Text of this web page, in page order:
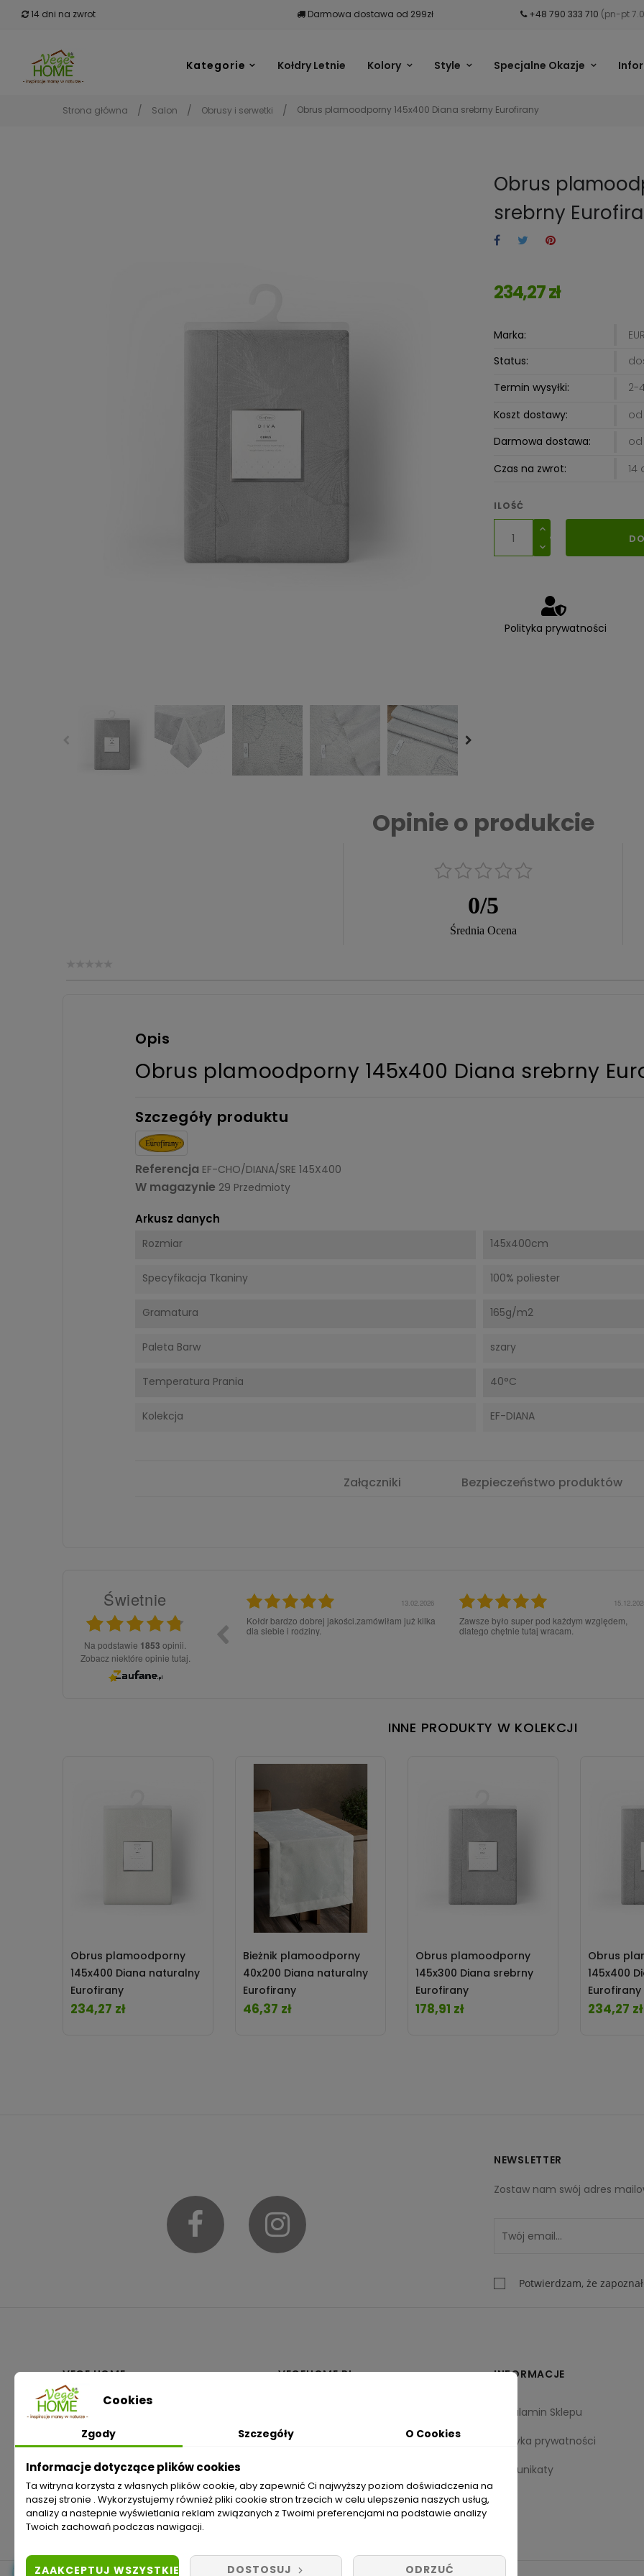
14 dni na zwrot Darmowa dostawa od 299zł +48 790 333 710 (pn-pt
Kategorie Kołdry Letnie Kolory Style Specjalne Okazje
Strona główna Salon Obrusy i serwetki Obrus plamoodporny 145x400 Diana srebrny Eurofirany
Obrus
srebrny
234,27 zł
Marka:
Status:
Termin wysyłki:
2-
Koszt dostawy:
od
Darmowa dostawa:
od
Czas na zwrot:
14
ILOŚĆ
Polityka prywatności
Opinie o produkcie
0/5
Średnia Ocena
Opis
Obrus plamoodporny 145x400 Diana srebrny
Szczegóły produktu
Referencja EF-CHO/DIANA/SRE 145X400
W magazynie 29 Przedmioty
Arkusz danych
Rozmiar 145x400cm
Specyfikacja Tkaniny 100% poliester
Gramatura 165g/m2
Paleta Barw szary
Temperatura Prania 40°C
Kolekcja EF-DIANA
Załączniki Bezpieczeństwo produktów
Świetnie
Na podstawie 1853 opinii.
Zobacz niektóre opinie tutaj.
dopiero złożyłem zamówienie, póki co wszystko
16.06.2025
Jestem stałą klientką ,zadowaloną z państwa
pościeli.
jestem zadowolona z Waszych produktów
INNE PRODUKTY W KOLEKCJI
Obrus plamoodporny
145x400 Diana naturalny
Eurofirany
Cena
234,27 zł
Bieżnik plamoodporny
40x200 Diana naturalny
Eurofirany
Cena
46,37 zł
Obrus plamoodporny
145x300 Diana srebrny
Eurofirany
Cena
178,91 zł
Obrus
145x400
Eurofirany
Cena
234,27 zł
Facebook Instagram
NEWSLETTER
Zostaw nam swój adres
Potwierdzam, że
VEGE HOME
Bilcza, ul. Osikowa 5E
26-026 Morawica
woj. świętokrzyskie
+48 790 333 710
sklep@vegehome.pl
VEGEHOME.PL
Kontakt
INFORMACJE
Regulamin Sklepu
Polityka prywatności
Komunikaty
Cookies
Zgody Szczegóły O Cookies
Informacje dotyczące plików cookies
Ta witryna korzysta z własnych plików cookie, aby zapewnić Ci najwyższy poziom doświadczenia na
naszej stronie . Wykorzystujemy również pliki cookie stron trzecich w celu ulepszenia naszych usług,
analizy a nastepnie wyświetlania reklam związanych z Twoimi preferencjami na podstawie analizy
Twoich zachowań podczas nawigacji.
ODRZUĆ
DOSTOSUJ
ZAAKCEPTUJ WSZYSTKIE
Odstąp od umowy tutaj